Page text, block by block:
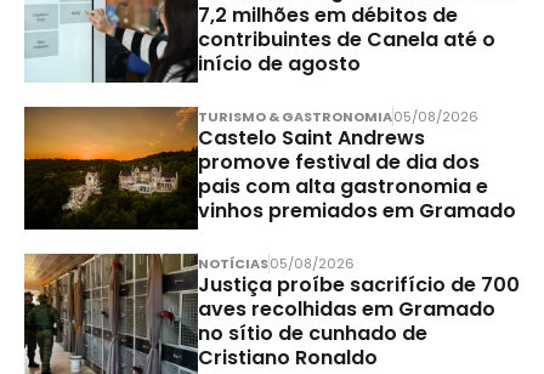
7,2 milhões em débitos de
contribuintes de Canela até o
início de agosto
TURISMO & GASTRONOMIA05/08/2026
Castelo Saint Andrews
promove festival de dia dos
pais com alta gastronomia e
vinhos premiados em Gramado
NOTÍCIAS05/08/2026
Justiça proíbe sacrifício de 700
aves recolhidas em Gramado
no sítio de cunhado de
Cristiano Ronaldo